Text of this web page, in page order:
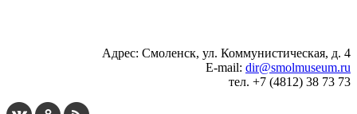
Адрес: Смоленск, ул. Коммунистическая, д. 4
E-mail: dir@smolmuseum.ru
тел. +7 (4812) 38 73 73